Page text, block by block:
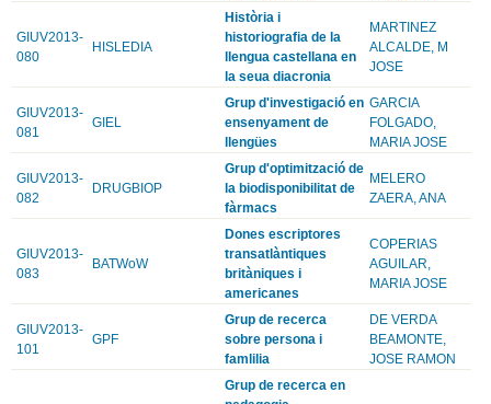
GIUV2013-
080
HISLEDIA
Història i
historiografia de la
llengua castellana en
la seua diacronia
MARTINEZ
ALCALDE, M
JOSE
GIUV2013-
081
GIEL
Grup d'investigació en
ensenyament de
llengües
GARCIA
FOLGADO,
MARIA JOSE
GIUV2013-
082
DRUGBIOP
Grup d'optimització de
la biodisponibilitat de
fàrmacs
MELERO
ZAERA, ANA
GIUV2013-
083
BATWoW
Dones escriptores
transatlàntiques
britàniques i
americanes
COPERIAS
AGUILAR,
MARIA JOSE
GIUV2013-
101
GPF
Grup de recerca
sobre persona i
famlilia
DE VERDA
BEAMONTE,
JOSE RAMON
Grup de recerca en